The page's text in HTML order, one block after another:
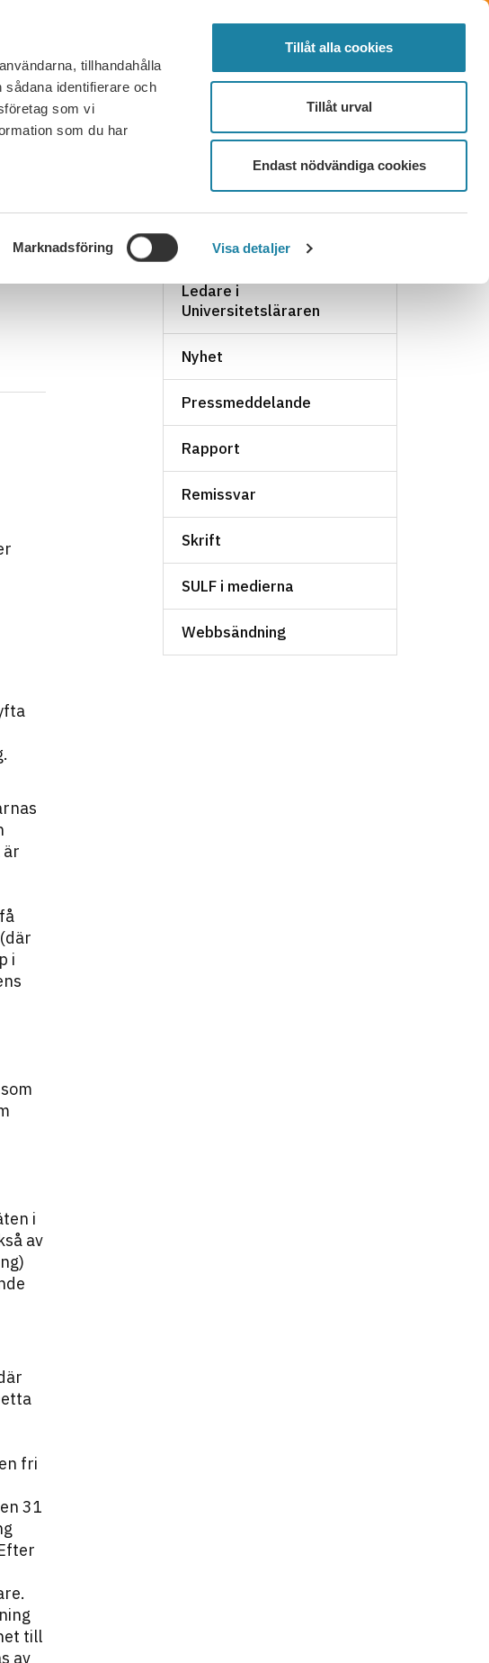
tillhandahålla
identifierare och
som vi
som du har
Marknadsföring Visa detaljer
Tillåt alla cookies
Tillåt urval
Endast nödvändiga cookies
FÖRTROENDEVALD LOGGA IN MENY
FRÅGOR OCH SVAR KONTAKT BLI MEDLEM
är
i
i
av
fri
31
till
av
NYHETSARKIV
Ledare i
Universitetsläraren
Nyhet
Pressmeddelande
Rapport
Remissvar
Skrift
SULF i medierna
Webbsändning